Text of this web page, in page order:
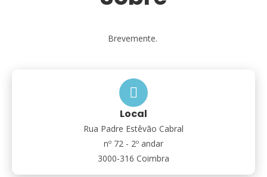
Brevemente.
Local
Rua Padre Estêvão Cabral
nº 72 - 2º andar
3000-316 Coimbra